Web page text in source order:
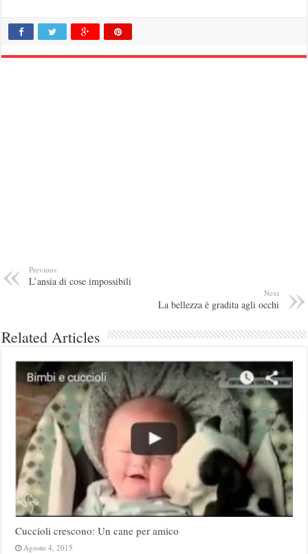
Previous
L’ansia di cose impossibili
Next
La bellezza è gradita agli occhi
Related Articles
Cuccioli crescono: Un cane per amico
Agosto 4, 2015